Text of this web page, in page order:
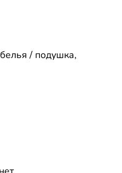
/ подушка,